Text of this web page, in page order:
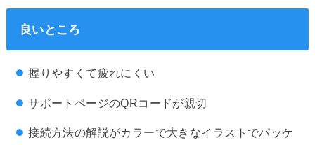
良いところ
握りやすくて疲れにくい
サポートページのQRコードが親切
接続方法の解説がカラーで大きなイラストでパッケ